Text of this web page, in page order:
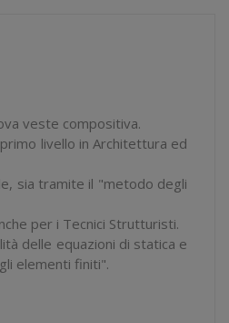
veste compositiva.
livello in Architettura ed
sia tramite il "metodo degli
per i Tecnici Strutturisti.
delle equazioni di statica e
elementi finiti".